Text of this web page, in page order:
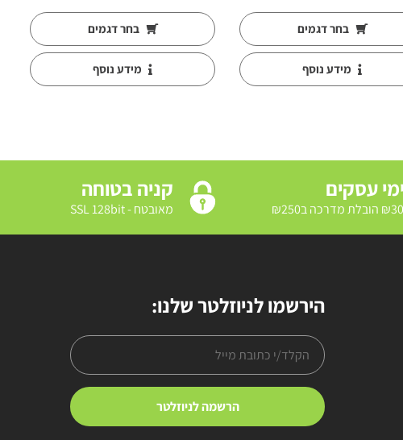
עד בחר דגמים
מידע נוסף
בחר דגמים
מידע נוסף
קניה בטוחה
מאובטח - SSL 128bit
הירשמו לניוזלטר שלנו: